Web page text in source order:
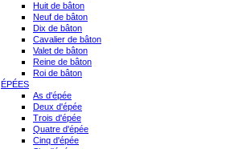
Huit de bâton
Neuf de bâton
Dix de bâton
Cavalier de bâton
Valet de bâton
Reine de bâton
Roi de bâton
ÉPÉES
As d'épée
Deux d'épée
Trois d'épée
Quatre d'épée
Cinq d'épée